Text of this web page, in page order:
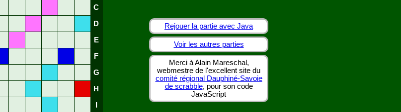
C
D
E
F
G
H
Rejouer la partie avec Java
Voir les autres parties
Merci à Alain Mareschal,
webmestre de l'excellent site du
comité régional Dauphiné-Savoie
de scrabble, pour son code
JavaScript